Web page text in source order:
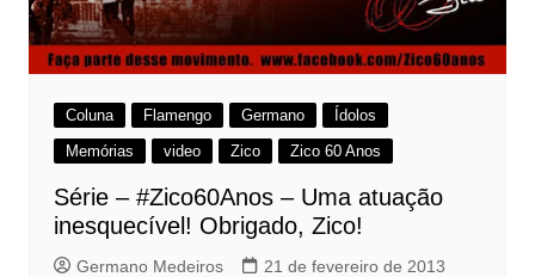
Coluna Flamengo Germano
Ídolos
Memórias
video Zico Zico 60 Anos
Série – #Zico60Anos – Uma atuação
inesquecível! Obrigado, Zico!
Germano Medeiros 21 de fevereiro de 2013